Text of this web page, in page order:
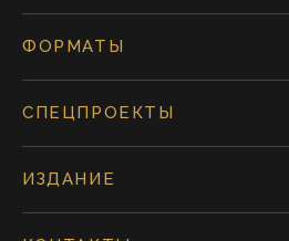
ФОРМАТЫ
СПЕЦПРОЕКТЫ
ИЗДАНИЕ